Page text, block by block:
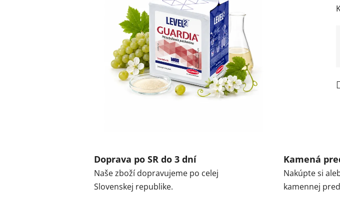
Doprava po SR do 3 dní
Naše zboží dopravujeme po celej
Slovenskej republike.
Kamená
Nakúpte si
kamennej